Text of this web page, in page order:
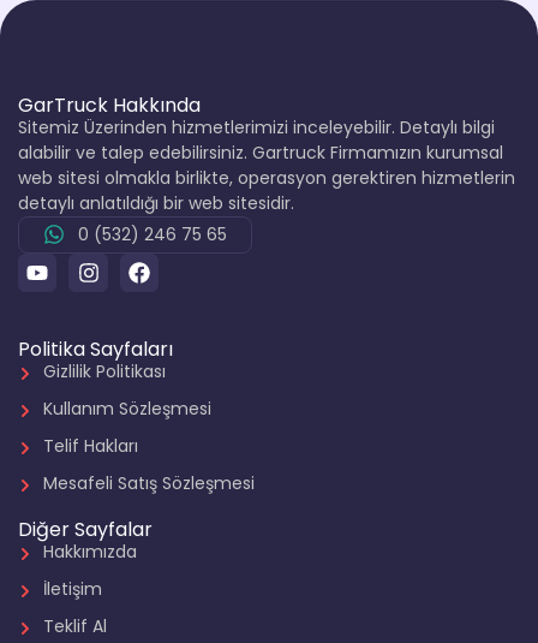
GarTruck Hakkında
Sitemiz Üzerinden hizmetlerimizi inceleyebilir. Detaylı bilgi
alabilir ve talep edebilirsiniz. Gartruck Firmamızın kurumsal
web sitesi olmakla birlikte, operasyon gerektiren hizmetlerin
detaylı anlatıldığı bir web sitesidir.
0 (532) 246 75 65
Politika Sayfaları
Gizlilik Politikası
Kullanım Sözleşmesi
Telif Hakları
Mesafeli Satış Sözleşmesi
Diğer Sayfalar
Hakkımızda
İletişim
Teklif Al